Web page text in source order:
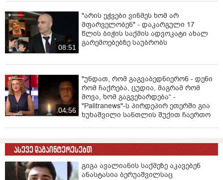
უნებართვო შეღწევა) წარედგინა, რაც სასჯელის სახედ
და ზომად 7 წლამდე თავისუფლების აღკვეთას
ითვალისწინებს.
ბრალდებულს აღკვეთის ღონისძიების სახით
პატიმრობა უკვე შეეფარდა”, - აღნიშნულია
ინფორმაციაში.
08:51
"არის ეჭვები ვინმეს ხომ არ
მფარველობენ" - დაკარგული 17
წლის ბიჭის საქმის ადვოკატი ახალ
გარემოებებზე საუბრობს
04:56
"უნდათ, რომ გაგვაბედნიერონ - დენი
რომ ჩაქრება, ცუდია, მაგრამ რომ
მოვა, ხომ გაგვეხარდება“ -
"Palitranews"-ს პირდეპირ ეთერში გია
ხუხაშვილი სანთლის შუქით ჩაერთო
ასევე დაგაინტერესებთ
გიგა ავალიანის საქმეზე აკავებენ
ანასტასია ბერუაშვილსაც